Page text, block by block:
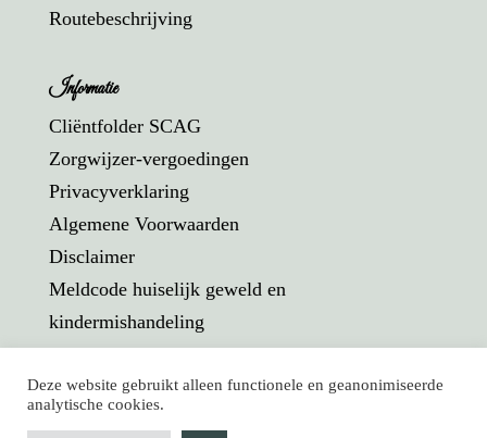
Routebeschrijving
Informatie
Cliëntfolder SCAG
Zorgwijzer-vergoedingen
Privacyverklaring
Algemene Voorwaarden
Disclaimer
Meldcode huiselijk geweld en
kindermishandeling
Deze website gebruikt alleen functionele en geanonimiseerde
analytische cookies.